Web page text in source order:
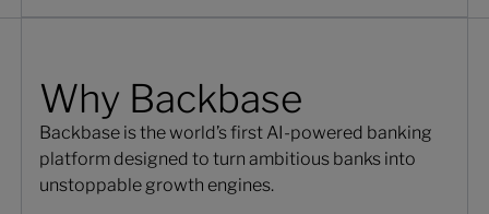
Why Backbase
Backbase is the world’s first AI-powered banking
platform designed to turn ambitious banks into
unstoppable growth engines.